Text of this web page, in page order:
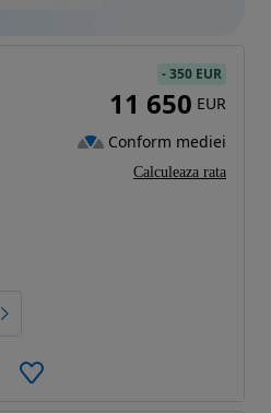
-350 EUR
11 650 EUR
Conform mediei
Calculeaza rata